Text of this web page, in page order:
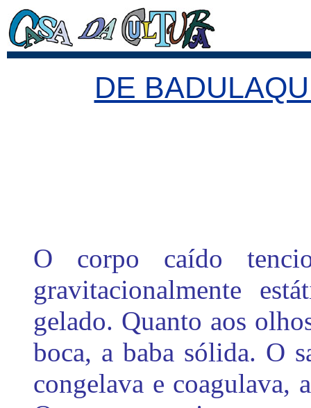
DE
O corpo caído
gravitacionalmente
gelado. Quanto aos
boca, a baba sólida. O
congelava e coagulava,